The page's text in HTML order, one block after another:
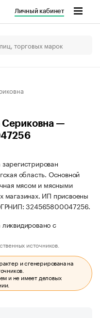
Личный кабинет
Сериковна —
область. Основной
мясом и мясными
магазинах. ИП присвоены
324565800047256.
с
источников.
и сгенерирована на
и не имеет деловых